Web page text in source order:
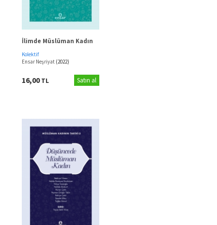
İlimde Müslüman Kadın
Kolektif
Ensar Neşriyat (2022)
16,00TL Satın al